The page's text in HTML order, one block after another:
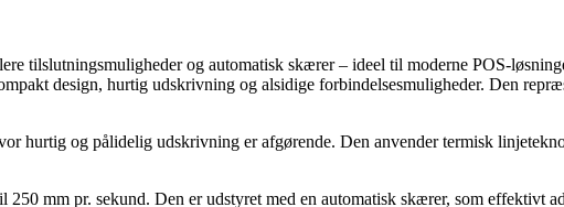
tilslutningsmuligheder og automatisk skærer – ideel til moderne POS-
design, hurtig udskrivning og alsidige forbindelsesmuligheder. Den
hurtig og pålidelig udskrivning er afgørende. Den anvender termisk
mm pr. sekund. Den er udstyret med en automatisk skærer, som effektivt